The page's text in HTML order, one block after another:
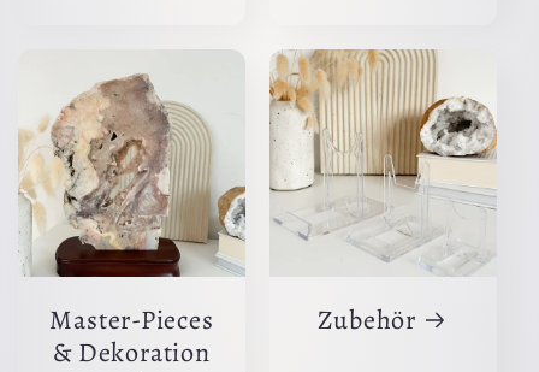
Master-Pieces
& Dekoration
Zubehör